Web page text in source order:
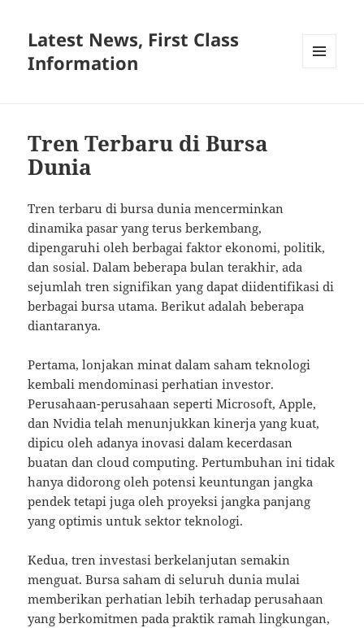
Latest News, First Class
Information
Tren Terbaru di Bursa
Dunia
Tren terbaru di bursa dunia mencerminkan
dinamika pasar yang terus berkembang,
dipengaruhi oleh berbagai faktor ekonomi, politik,
dan sosial. Dalam beberapa bulan terakhir, ada
sejumlah tren signifikan yang dapat diidentifikasi di
berbagai bursa utama. Berikut adalah beberapa
diantaranya.
Pertama, lonjakan minat dalam saham teknologi
kembali mendominasi perhatian investor.
Perusahaan-perusahaan seperti Microsoft, Apple,
dan Nvidia telah menunjukkan kinerja yang kuat,
dipicu oleh adanya inovasi dalam kecerdasan
buatan dan cloud computing. Pertumbuhan ini tidak
hanya didorong oleh potensi keuntungan jangka
pendek tetapi juga oleh proyeksi jangka panjang
yang optimis untuk sektor teknologi.
Kedua, tren investasi berkelanjutan semakin
menguat. Bursa saham di seluruh dunia mulai
memberikan perhatian lebih terhadap perusahaan
yang berkomitmen pada praktik ramah lingkungan,